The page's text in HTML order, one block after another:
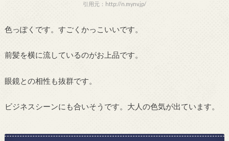
引用元：http://n.mynv.jp/
色っぽくです。すごくかっこいいです。
前髪を横に流しているのがお上品です。
眼鏡との相性も抜群です。
ビジネスシーンにも合いそうです。大人の色気が出ています。